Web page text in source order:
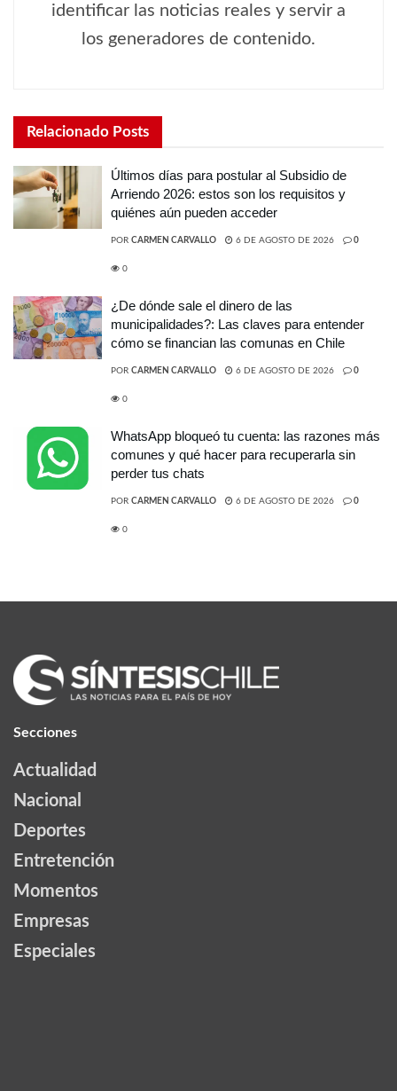
identificar las noticias reales y servir a
los generadores de contenido.
Relacionado Posts
Últimos días para postular al Subsidio de
Arriendo 2026: estos son los requisitos y
quiénes aún pueden acceder
POR CARMEN CARVALLO 6 DE AGOSTO DE 2026 0
0
¿De dónde sale el dinero de las
municipalidades?: Las claves para entender
cómo se financian las comunas en Chile
POR CARMEN CARVALLO 6 DE AGOSTO DE 2026 0
0
WhatsApp bloqueó tu cuenta: las razones más
comunes y qué hacer para recuperarla sin
perder tus chats
POR CARMEN CARVALLO 6 DE AGOSTO DE 2026 0
0
Secciones
Actualidad
Nacional
Deportes
Entretención
Momentos
Empresas
Especiales